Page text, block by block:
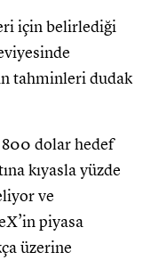
için belirlediği
tahminleri dudak
800 dolar hedef
kıyasla yüzde
ve
piyasa
üzerine